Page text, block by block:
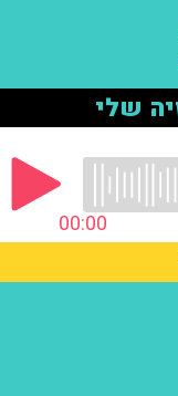
שלי
00:00